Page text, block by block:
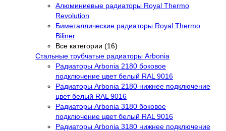
Алюминиевые радиаторы Royal Thermo
Revolution
Биметаллические радиаторы Royal Thermo
Biliner
Все категории (16)
Стальные трубчатые радиаторы Arbonia
Радиаторы Arbonia 2180 боковое
подключение цвет белый RAL 9016
Радиаторы Arbonia 2180 нижнее подключение
цвет белый RAL 9016
Радиаторы Arbonia 3180 боковое
подключение цвет белый RAL 9016
Радиаторы Arbonia 3180 нижнее подключение